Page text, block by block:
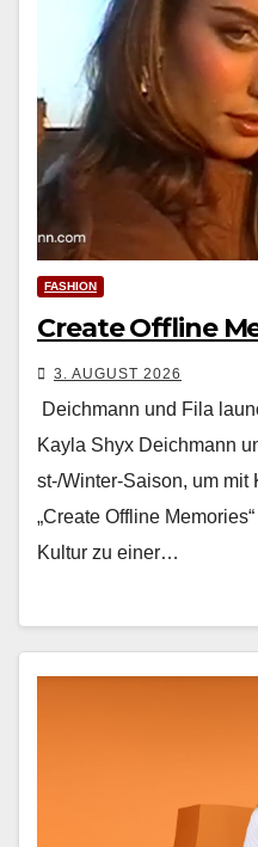
FASHION
Create Offline
3. AUGUST 2026
Deichmann und Fila
Kayla Shyx Deich­mann
st-/Win­ter-Sai­son, um mit
„Cre­ate Offline
Kul­tur zu ein­er…